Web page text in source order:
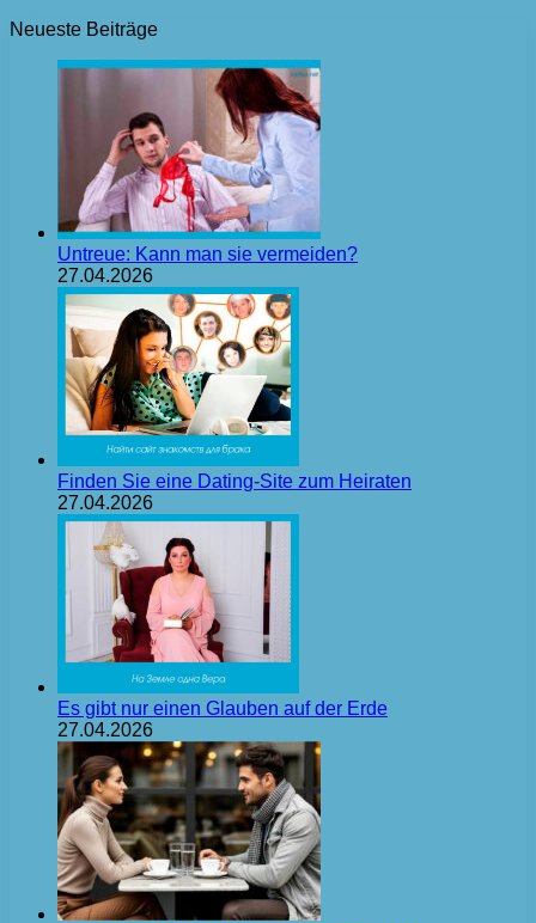
Neueste Beiträge
Untreue: Kann man sie vermeiden?
27.04.2026
Finden Sie eine Dating-Site zum Heiraten
27.04.2026
Es gibt nur einen Glauben auf der Erde
27.04.2026